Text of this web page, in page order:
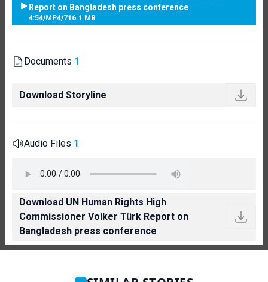
Report on Bangladesh press conference
4:54/MP4/716.1 MB
Documents 1
Download Storyline
Audio Files 1
Download UN Human Rights High
Commissioner Volker Türk Report on
Bangladesh press conference